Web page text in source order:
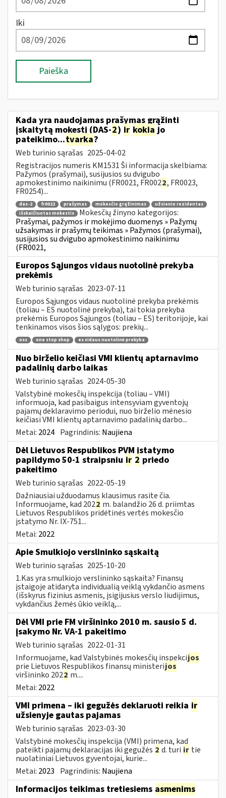
Iki
Paieška
Kada yra naudojamas prašymas grąžinti
įskaitytą mokestį (DAS-2) ir kokia jo
pateikimo...tvarka?
Web turinio sąrašas 2025-04-02
Registracijos numeris KM1531 Ši informacija skelbiama:
Pažymos (prašymai), susijusios su dvigubo
apmokestinimo naikinimu (FR0021, FR0022, FR0023,
FR0254)...
das-2 fr0022 prašymas mokesčio grąžinimas
užsienio rezidentas
išskaičiuotas mokestis
Mokesčių žinyno kategorijos:
Prašymai, pažymos ir mokėjimo duomenys » Pažymų
užsakymas ir prašymų teikimas » Pažymos (prašymai),
susijusios su dvigubo apmokestinimo naikinimu
(FR0021,
Europos Sąjungos vidaus nuotolinė prekyba
prekėmis
Web turinio sąrašas 2023-07-11
Europos Sąjungos vidaus nuotolinė prekyba prekėmis
(toliau – ES nuotolinė prekyba), tai tokia prekyba
prekėmis Europos Sąjungos (toliau – ES) teritorijoje, kai
tenkinamos visos šios sąlygos: prekių...
oss one stop shop es vidaus nuotolinė prekyba
Nuo birželio keičiasi VMI klientų aptarnavimo
padalinių darbo laikas
Web turinio sąrašas 2024-05-30
Valstybinė mokesčių inspekcija (toliau – VMI)
informuoja, kad pasibaigus intensyviam gyventojų
pajamų deklaravimo periodui, nuo birželio mėnesio
keičiasi VMI klientų aptarnavimo padalinių darbo...
Metai: 2024 Pagrindinis: Naujiena
Dėl Lietuvos Respublikos PVM įstatymo
papildymo 50-1 straipsniu ir 2 priedo
pakeitimo
Web turinio sąrašas 2022-05-19
Dažniausiai užduodamus klausimus rasite čia.
Informuojame, kad 2022 m. balandžio 26 d. priimtas
Lietuvos Respublikos pridėtinės vertės mokesčio
įstatymo Nr. IX-751...
Metai: 2022
Apie Smulkiojo verslininko sąskaitą
Web turinio sąrašas 2025-10-20
1.Kas yra smulkiojo verslininko sąskaita? Finansų
įstaigoje atidaryta individualią veiklą vykdančio asmens
(išskyrus fizinius asmenis, įsigijusius verslo liudijimus,
vykdančius žemės ūkio veiklą,...
Dėl VMI prie FM viršininko 2010 m. sausio 5 d.
įsakymo Nr. VA-1 pakeitimo
Web turinio sąrašas 2022-01-31
Informuojame, kad Valstybinės mokesčių inspekcijos
prie Lietuvos Respublikos finansų ministerijos
viršininko 2022 m....
Metai: 2022
VMI primena – iki gegužės deklaruoti reikia ir
užsienyje gautas pajamas
Web turinio sąrašas 2023-03-30
Valstybinė mokesčių inspekcija (VMI) primena, kad
pateikti pajamų deklaracijas iki gegužės 2 d. turi ir tie
nuolatiniai Lietuvos gyventojai, kurie...
Metai: 2023 Pagrindinis: Naujiena
Informacijos teikimas tretiesiems asmenims